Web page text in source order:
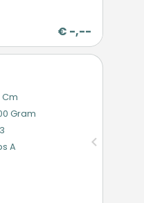
€ -,--
Cm
Gram
A